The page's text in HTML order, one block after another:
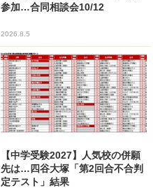
参加…合同相談会10/12
2026.8.5
【中学受験2027】人気校の併願
先は…四谷大塚「第2回合不合判
定テスト」結果